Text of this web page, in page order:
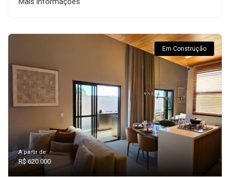
Em Construção
A partir de:
R$ 620.000